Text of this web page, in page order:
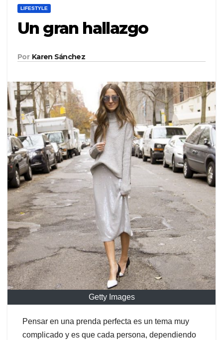
LIFESTYLE
Un gran hallazgo
Por Karen Sánchez
Getty Images
Pensar en una prenda perfecta es un tema muy
complicado y es que cada persona, dependiendo